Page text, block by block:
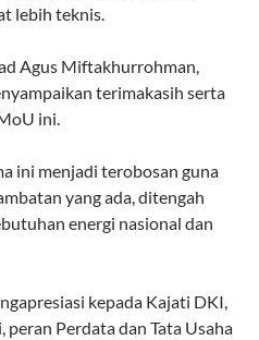
lebih teknis.
Agus Miftakhurrohman,
terimakasih serta
ini.
ini menjadi terobosan guna
yang ada, ditengah
energi nasional dan
kepada Kajati DKI,
Perdata dan Tata Usaha